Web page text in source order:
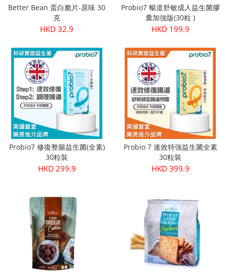
Better Bean 蛋白脆片-原味 30
克
HKD 32.9
Probio7 暢道舒敏成人益生菌膠
囊加強版(30粒 )
HKD 199.9
Probio7 修復整腸益生菌(全素)
30粒裝
HKD 299.9
Probio 7 速效特強益生菌全素
30粒裝
HKD 399.9